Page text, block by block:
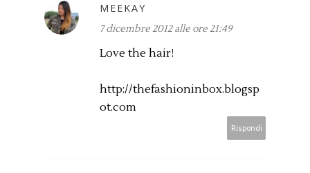
MEEKAY
7 dicembre 2012 alle ore 21:49
Love the hair!
http://thefashioninbox.blogsp
ot.com
Rispondi